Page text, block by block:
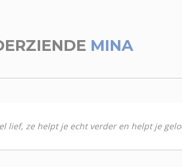
MINA
ze helpt je echt verder en helpt je